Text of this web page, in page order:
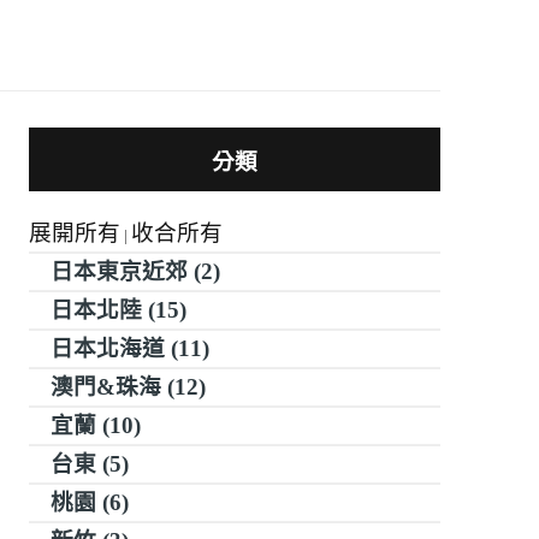
分類
展開所有 | 收合所有
日本東京近郊 (2)
日本北陸 (15)
日本北海道 (11)
澳門&珠海 (12)
宜蘭 (10)
台東 (5)
桃園 (6)